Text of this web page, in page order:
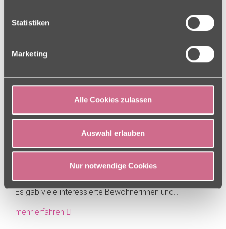
Datenschutz-Hinweisen.
Statistiken
Marketing
Alle Cookies zulassen
Auswahl erlauben
Nur notwendige Cookies
09.06.2026
Wellnesstag am 09.06.
Am 09.06. fand unser Wellnesstag im Wintergarten statt.
Es gab viele interessierte Bewohnerinnen und...
mehr erfahren